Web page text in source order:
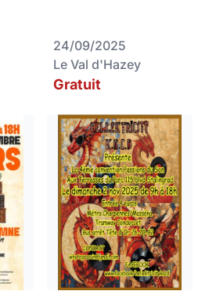
24/09/2025
Le Val d'Hazey
Gratuit